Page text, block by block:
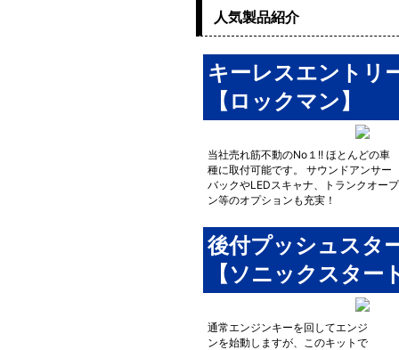
人気製品紹介
キーレスエントリ
【ロックマン】
当社売れ筋不動のNo１!! ほとんどの車
種に取付可能です。 サウンドアンサー
バックやLEDスキャナ、トランクオープ
ン等のオプションも充実！
後付プッシュスタ
【ソニックスター
通常エンジンキーを回してエンジ
ンを始動しますが、このキットで